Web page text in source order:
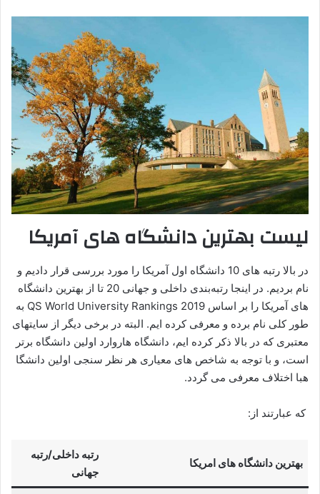
لیست بهترین دانشگاه های آمریکا
در بالا رتبه های 10 دانشگاه اول آمریکا را مورد بررسی قرار دادیم و
نام بردیم. در اینجا رتبه‌بندی داخلی و جهانی 20 تا از بهترین دانشگاه
های آمریکا را بر اساس QS World University Rankings 2019 به
طور کلی نام برده و معرفی کرده ایم. البته در برخی دیگر از سایتهای
معتبری که در بالا ذکر کرده ایم، دانشگاه هاروارد اولین دانشگاه برتر
است، و با توجه به شاخص های معیاری هر نظر سنجی اولین دانشگا
هبا اختلاف معرفی می گردد.
که عبارتند از:
بهترین دانشگاه های امریکا
رتبه داخلی/رتبه
جهانی